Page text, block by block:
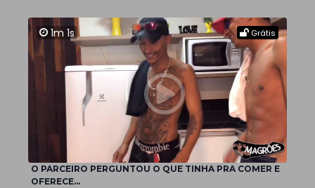
1m 1s Grátis
O PARCEIRO PERGUNTOU O QUE TINHA PRA COMER E
OFERECE...